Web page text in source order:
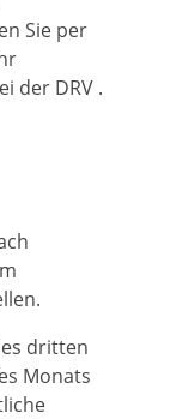
Sie per
der DRV .
dritten
Monats